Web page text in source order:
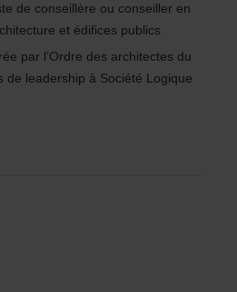
de conseillère ou conseiller en
et édifices publics
par l’Ordre des architectes du
de leadership à Société Logique